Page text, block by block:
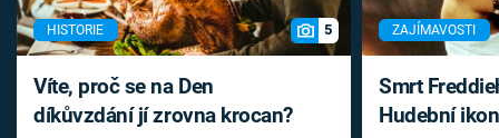
HISTORIE 5
Víte, proč se na Den
díkůvzdání jí zrovna krocan?
ZAJÍMAVOSTI
Smrt
Hudební